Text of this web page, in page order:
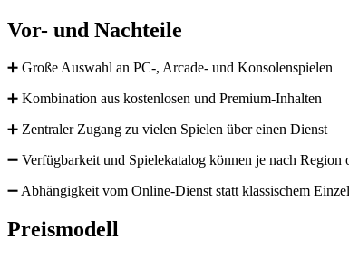
Vor- und Nachteile
➕ Große Auswahl an PC-, Arcade- und Konsolenspielen
➕ Kombination aus kostenlosen und Premium-Inhalten
➕ Zentraler Zugang zu vielen Spielen über einen Dienst
➖ Verfügbarkeit und Spielekatalog können je nach Region
➖ Abhängigkeit vom Online-Dienst statt klassischem
Preismodell